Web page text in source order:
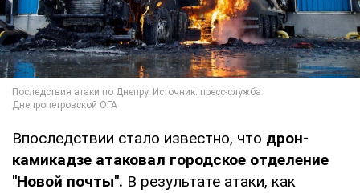
Впоследствии стало известно, что дрон-
камикадзе атаковал городское отделение
"Новой почты". В результате атаки, как